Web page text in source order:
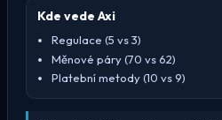
Kde vede Axi
Regulace (5 vs 3)
Měnové páry (70 vs 62)
Platební metody (10 vs 9)